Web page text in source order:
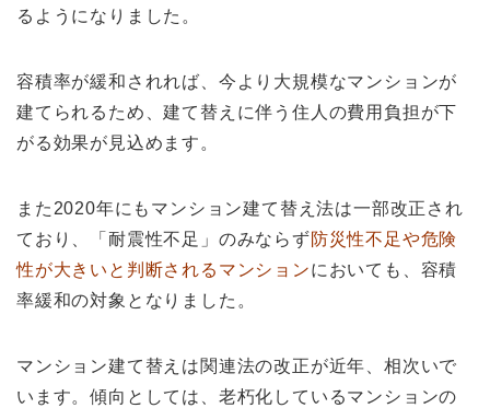
るようになりました。
容積率が緩和されれば、今より大規模なマンションが
建てられるため、建て替えに伴う住人の費用負担が下
がる効果が見込めます。
また2020年にもマンション建て替え法は一部改正され
ており、「耐震性不足」のみならず防災性不足や危険
性が大きいと判断されるマンションにおいても、容積
率緩和の対象となりました。
マンション建て替えは関連法の改正が近年、相次いで
います。傾向としては、老朽化しているマンションの